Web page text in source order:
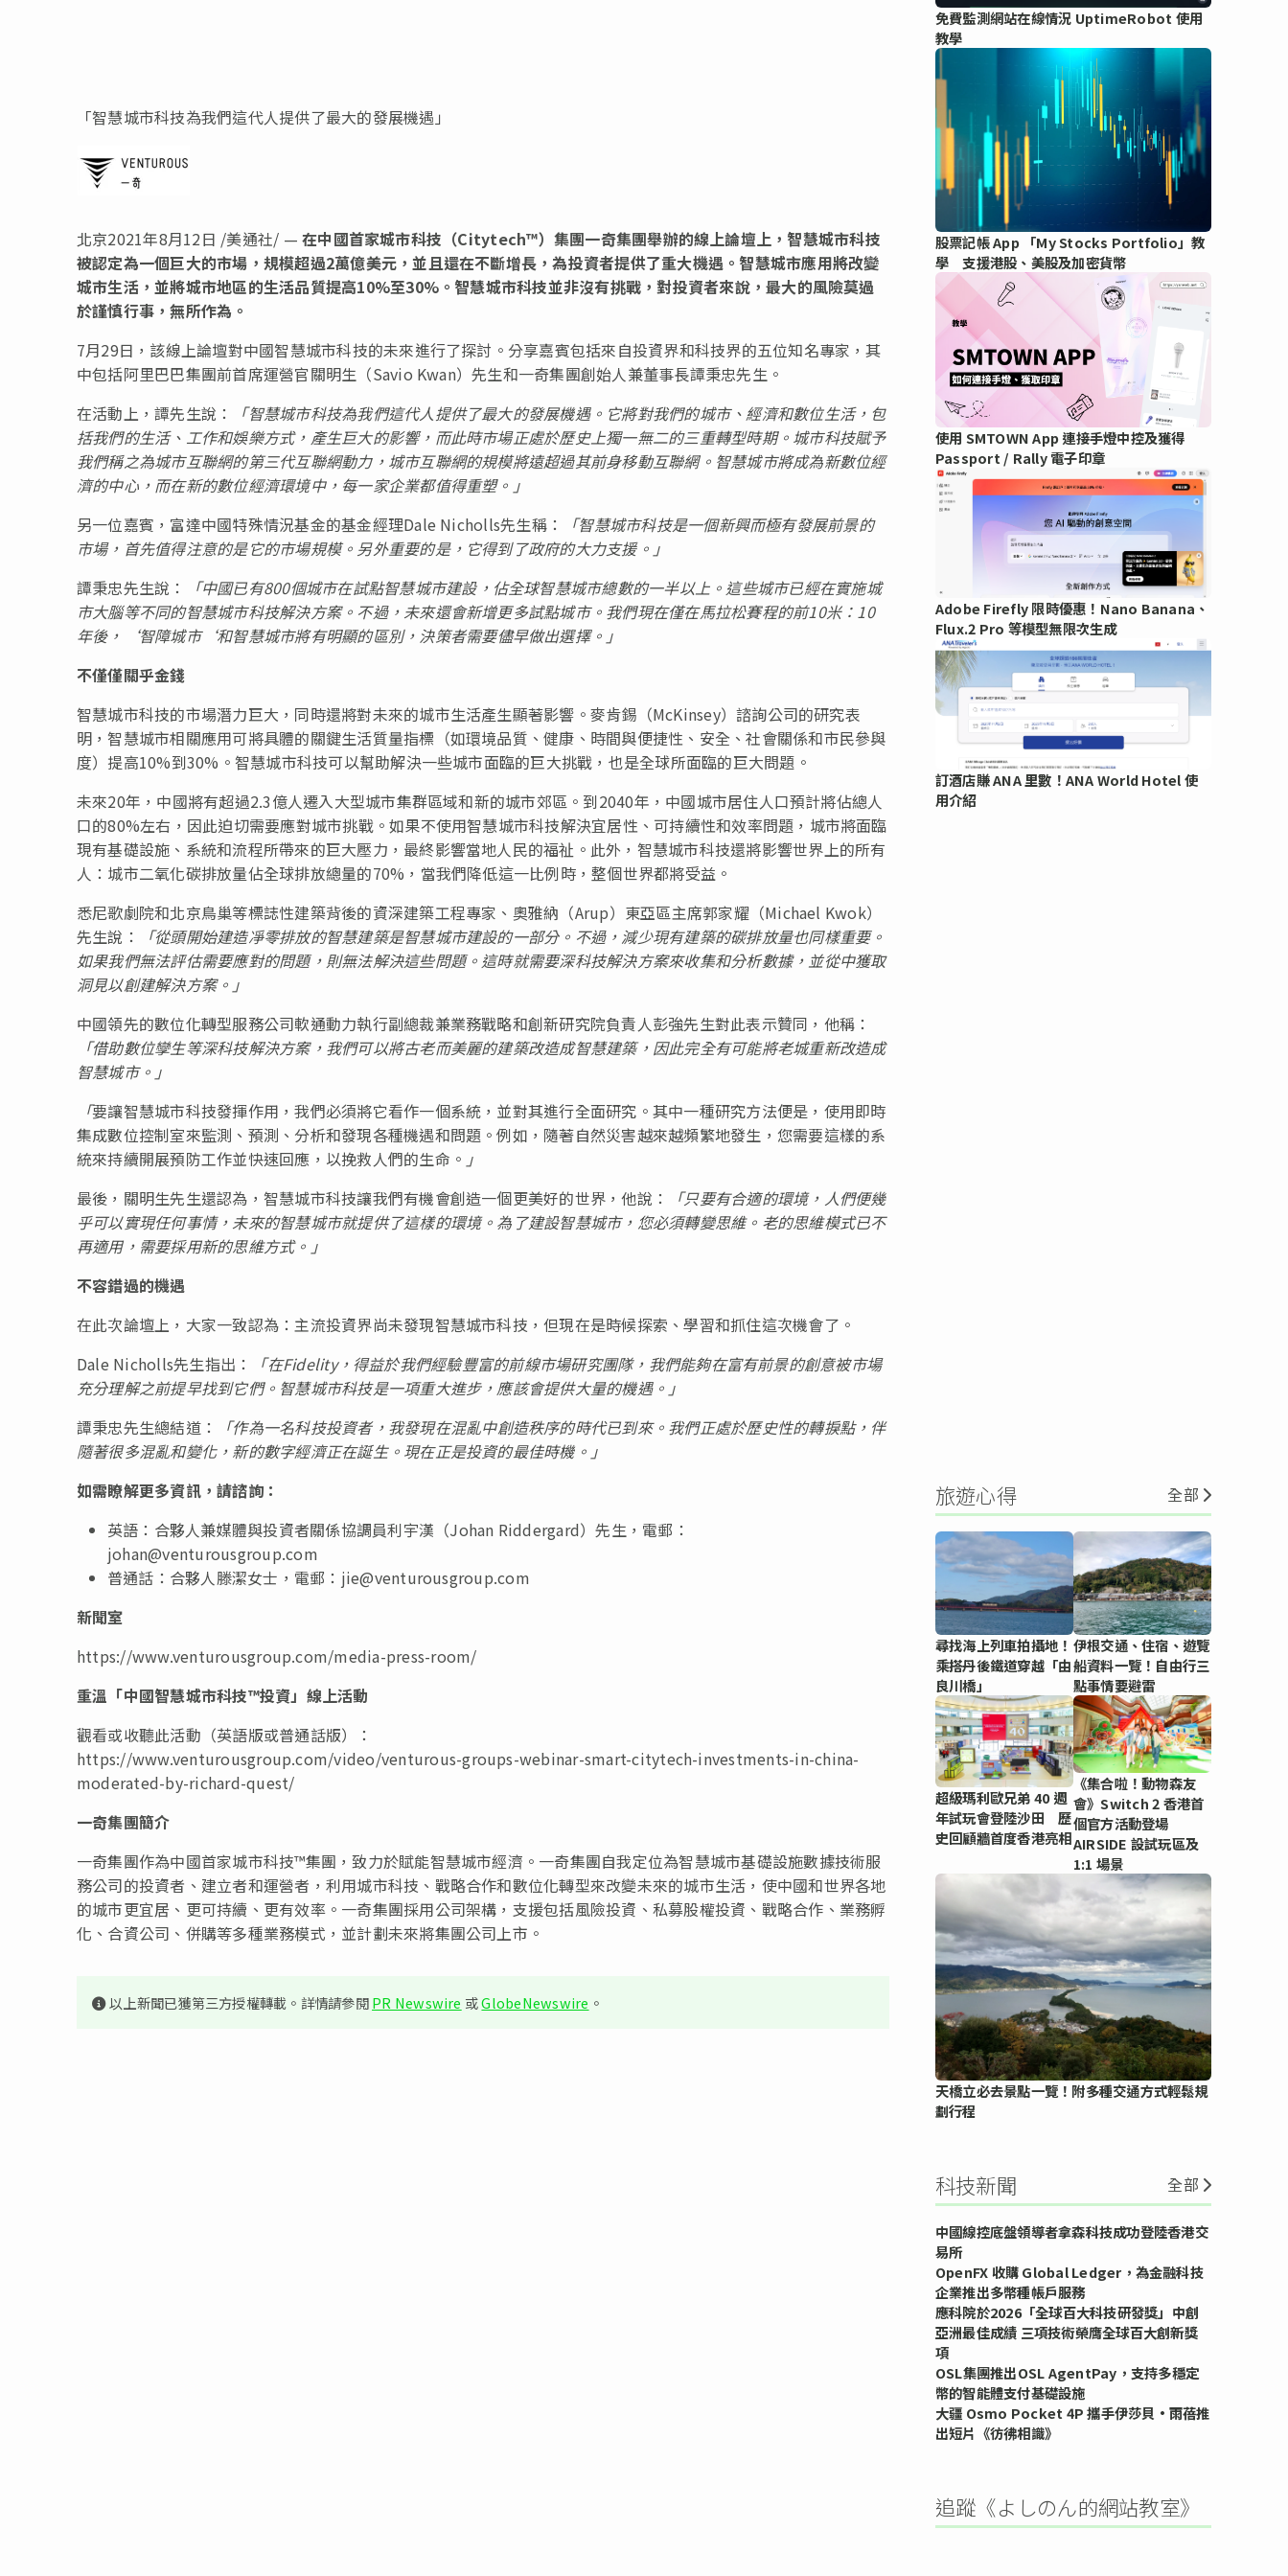
「智慧城市科技為我們這代人提供了最大的發展機遇」
北京2021年8月12日 /美通社/ —在中國首家城市科技（Citytech™）集團一奇集團舉辦的線上論壇上，智慧城市科技
被認定為一個巨大的市場，規模超過2萬億美元，並且還在不斷增長，為投資者提供了重大機遇。智慧城市應用將改變
城市生活，並將城市地區的生活品質提高10%至30%。智慧城市科技並非沒有挑戰，對投資者來說，最大的風險莫過
於謹慎行事，無所作為。
7月29日，該線上論壇對中國智慧城市科技的未來進行了探討。分享嘉賓包括來自投資界和科技界的五位知名專家，其
中包括阿里巴巴集團前首席運營官關明生（Savio Kwan）先生和一奇集團創始人兼董事長譚秉忠先生。
在活動上，譚先生說：
「智慧城市科技為我們這代人提供了最大的發展機遇。 它將對我們的城市、經濟和數位生活，包
括我們的生活、工作和娛樂方式，產生巨大的影響，而此時市場正處於歷史上獨一無二的三重轉型時期。 城市科技賦予
我們稱之為城市互聯網的第三代互聯網動力，城市互聯網的規模將遠超過其前身移動互聯網。 智慧城市將成為新數位經
濟的中心，而在新的數位經濟環境中，每一家企業都值得重塑。 」
另一位嘉賓，富達中國特殊情況基金的基金經理Dale Nicholls先生稱：
「智慧城市科技是一個新興而極有發展前景的
市場，首先值得注意的是它的市場規模。 另外重要的是，它得到了政府的大力支援。 」
譚秉忠先生說：
「中國已有800個城市在試點智慧城市建設，佔全球智慧城市總數的一半以上。 這些城市已經在實施城
市大腦等不同的智慧城市科技解決方案。 不過，未來還會新增更多試點城市。 我們現在僅在馬拉松賽程的前10米： 10
年後，
‘智障城市‘和智慧城市將有明顯的區別，決策者需要儘早做出選擇。 」
不僅僅關乎金錢
智慧城市科技的市場潛力巨大，同時還將對未來的城市生活產生顯著影響。麥肯錫（McKinsey）諮詢公司的研究表
明，智慧城市相關應用可將具體的關鍵生活質量指標（如環境品質、健康、時間與便捷性、安全、社會關係和市民參與
度）提高10%到30%。智慧城市科技可以幫助解決一些城市面臨的巨大挑戰，也是全球所面臨的巨大問題。
未來20年，中國將有超過2.3億人遷入大型城市集群區域和新的城市郊區。到2040年，中國城市居住人口預計將佔總人
口的80%左右，因此迫切需要應對城市挑戰。如果不使用智慧城市科技解決宜居性、可持續性和效率問題，城市將面臨
現有基礎設施、系統和流程所帶來的巨大壓力，最終影響當地人民的福祉。此外，智慧城市科技還將影響世界上的所有
人：城市二氧化碳排放量佔全球排放總量的70%，當我們降低這一比例時，整個世界都將受益。
悉尼歌劇院和北京鳥巢等標誌性建築背後的資深建築工程專家、奧雅納（Arup）東亞區主席郭家耀（Michael Kwok）
先生說：
「從頭開始建造凈零排放的智慧建築是智慧城市建設的一部分。 不過，減少現有建築的碳排放量也同樣重要。
如果我們無法評估需要應對的問題，則無法解決這些問題。 這時就需要深科技解決方案來收集和分析數據，並從中獲取
洞見以創建解決方案。 」
中國領先的數位化轉型服務公司軟通動力執行副總裁兼業務戰略和創新研究院負責人彭強先生對此表示贊同，他稱：
「借助數位孿生等深科技解決方案，我們可以將古老而美麗的建築改造成智慧建築，因此完全有可能將老城重新改造成
智慧城市。 」
「要讓智慧城市科技發揮作用，我們必須將它看作一個系統，並對其進行全面研究。其中一種研究方法便是，使用即時
集成數位控制室來監測、預測、分析和發現各種機遇和問題。例如，隨著自然災害越來越頻繁地發生，您需要這樣的系
統來持續開展預防工作並快速回應，以挽救人們的生命。 」
最後，關明生先生還認為，智慧城市科技讓我們有機會創造一個更美好的世界，他說：
「只要有合適的環境，人們便幾
乎可以實現任何事情，未來的智慧城市就提供了這樣的環境。 為了建設智慧城市，您必須轉變思維。 老的思維模式已不
再適用，需要採用新的思維方式。 」
不容錯過的機遇
在此次論壇上，大家一致認為：主流投資界尚未發現智慧城市科技，但現在是時候探索、學習和抓住這次機會了。
Dale Nicholls先生指出：
「在Fidelity，得益於我們經驗豐富的前線市場研究團隊，我們能夠在富有前景的創意被市場
充分理解之前提早找到它們。 智慧城市科技是一項重大進步，應該會提供大量的機遇。 」
譚秉忠先生總結道：
「作為一名科技投資者，我發現在混亂中創造秩序的時代已到來。 我們正處於歷史性的轉捩點，伴
隨著很多混亂和變化，新的數字經濟正在誕生。 現在正是投資的最佳時機。 」
如需瞭解更多資訊，請諮詢：
英語：合夥人兼媒體與投資者關係協調員利宇漢（Johan Riddergard）先生，電郵：
johan@venturousgroup.com
普通話：合夥人滕潔女士，電郵： jie@venturousgroup.com
新聞室
https://www.venturousgroup.com/media-press-room/
重溫「中國智慧城市科技™投資」線上活動
觀看或收聽此活動（英語版或普通話版）：
https://www.venturousgroup.com/video/venturous-groups-webinar-smart-citytech-investments-in-china-
moderated-by-richard-quest/
一奇集團簡介
一奇集團作為中國首家城市科技™集團，致力於賦能智慧城市經濟。一奇集團自我定位為智慧城市基礎設施數據技術服
務公司的投資者、建立者和運營者，利用城市科技、戰略合作和數位化轉型來改變未來的城市生活，使中國和世界各地
的城市更宜居、更可持續、更有效率。一奇集團採用公司架構，支援包括風險投資、私募股權投資、戰略合作、業務孵
化、合資公司、併購等多種業務模式，並計劃未來將集團公司上市。
以上新聞已獲第三方授權轉載。詳情請參閱PR Newswire 或GlobeNewswire 。
免費監測網站在線情況 UptimeRobot 使用
教學
股票記帳 App 「My Stocks Portfolio」教
學 支援港股、美股及加密貨幣
使用 SMTOWN App 連接手燈中控及獲得
Passport / Rally 電子印章
Adobe Firefly 限時優惠！Nano Banana、
Flux.2 Pro 等模型無限次生成
訂酒店賺 ANA 里數！ANA World Hotel 使
用介紹
旅遊心得 全部
尋找海上列車拍攝地！
乘搭丹後鐵道穿越「由
良川橋」
伊根交通、住宿、遊覽
船資料一覽！自由行三
點事情要避雷
超級瑪利歐兄弟 40 週
年試玩會登陸沙田 歷
史回顧牆首度香港亮相
《集合啦！動物森友
會》Switch 2 香港首
個官方活動登場
AIRSIDE 設試玩區及
1:1 場景
天橋立必去景點一覽！附多種交通方式輕鬆規
劃行程
科技新聞 全部
中國線控底盤領導者拿森科技成功登陸香港交
易所
OpenFX 收購 Global Ledger，為金融科技
企業推出多幣種帳戶服務
應科院於2026「全球百大科技研發獎」中創
亞洲最佳成績 三項技術榮膺全球百大創新獎
項
OSL集團推出OSL AgentPay，支持多穩定
幣的智能體支付基礎設施
大疆 Osmo Pocket 4P 攜手伊莎貝•雨蓓推
出短片《彷彿相識》
追蹤《よしのん的網站教室》